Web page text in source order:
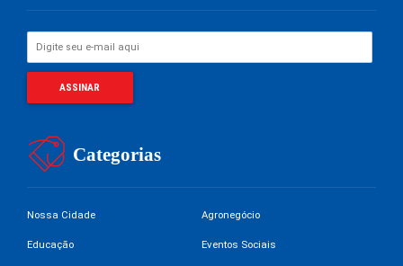
Categorias
Nossa Cidade Agronegócio
Educação Eventos Sociais